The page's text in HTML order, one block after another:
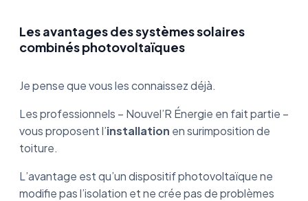
Les avantages des systèmes solaires
combinés photovoltaïques
Je pense que vous les connaissez déjà.
Les professionnels – Nouvel’R Énergie en fait partie –
vous proposent l’installation en surimposition de
toiture.
L’avantage est qu’un dispositif photovoltaïque ne
modifie pas l’isolation et ne crée pas de problèmes